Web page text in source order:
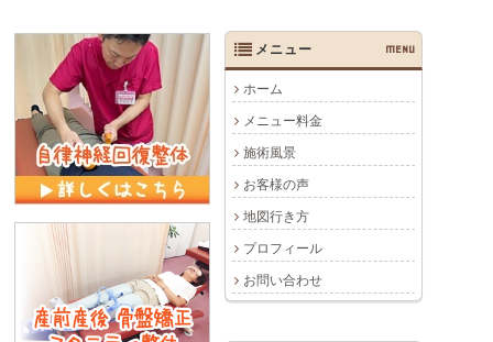
メニュー MENU
ホーム
メニュー料金
施術風景
お客様の声
地図行き方
プロフィール
お問い合わせ